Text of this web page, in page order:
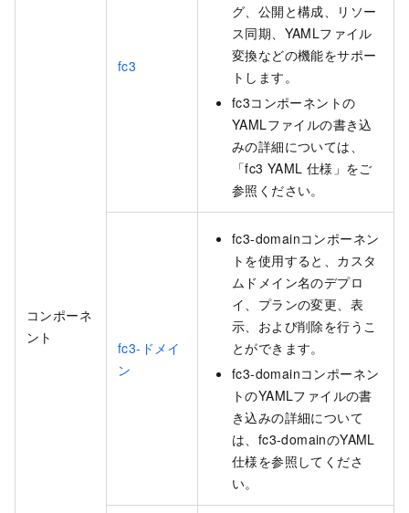
コンポーネ
ント
fc3
グ、公開と構成、リソー
ス同期、YAMLファイル
変換などの機能をサポー
トします。
fc3コンポーネントの
YAMLファイルの書き込
みの詳細については、
「fc3 YAML 仕様」をご
参照ください。
fc3-ドメイ
ン
fc3-domainコンポーネン
トを使用すると、カスタ
ムドメイン名のデプロ
イ、プランの変更、表
示、および削除を行うこ
とができます。
fc3-domainコンポーネン
トのYAMLファイルの書
き込みの詳細について
は、fc3-domainのYAML
仕様を参照してくださ
い。